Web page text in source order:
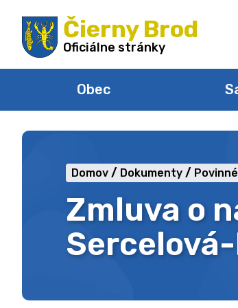
na
obsah
Čierny Brod
Oficiálne stránky
Obec
Zmluva o
Domov Dokumenty